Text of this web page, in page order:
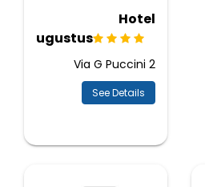
Hotel
Augustus
Via G Puccini 2
See Details